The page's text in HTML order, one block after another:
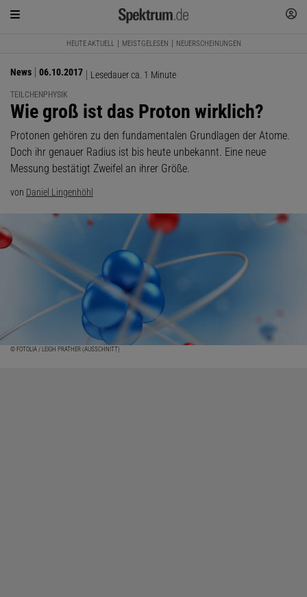
HEUTE AKTUELL MEISTGELESEN NEUERSCHEINUNGEN
News 06.10.2017 Lesedauer ca. 1 Minute
TEILCHENPHYSIK
:
Wie groß ist das Proton wirklich?
Protonen gehören zu den fundamentalen Grundlagen der Atome.
Doch ihr genauer Radius ist bis heute unbekannt. Eine neue
Messung bestätigt Zweifel an ihrer Größe.
von Daniel Lingenhöhl
© FOTOLIA / LEIGH PRATHER (AUSSCHNITT)